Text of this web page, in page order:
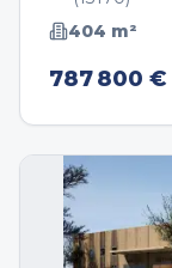
404 m²
787 800 €